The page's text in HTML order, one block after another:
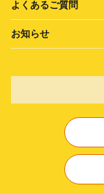
よくあるご質問
お知らせ